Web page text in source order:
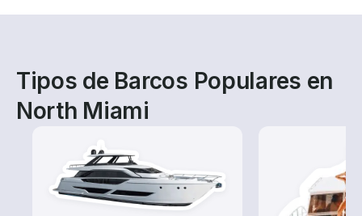
Tipos de Barcos Populares en
North Miami